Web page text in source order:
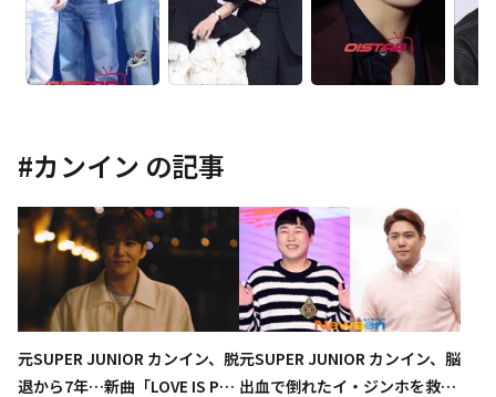
#カンイン の記事
元SUPER JUNIOR カンイン、脱
退から7年…新曲「LOVE IS PAI
元SUPER JUNIOR カンイン、脳
出血で倒れたイ・ジンホを救う